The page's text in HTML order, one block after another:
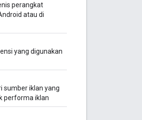
perangkat
atau di
yang digunakan
sumber iklan yang
performa iklan